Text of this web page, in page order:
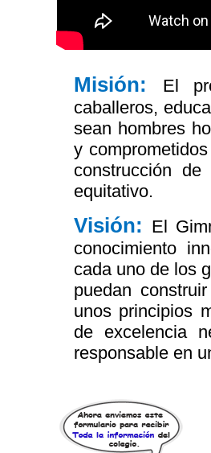
Misión:
El
caballeros,
sean hombres
y
construcción
equitativo.
Visión: El
conocimiento
cada uno de los
puedan
unos principios
de excelencia
responsable en